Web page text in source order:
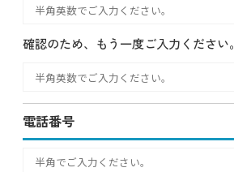
確認のため、もう一度ご入力ください。
電話番号